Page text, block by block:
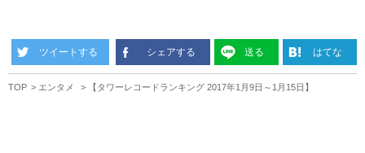
ツイートする シェアする 送る はてな
TOP エンタメ 【タワーレコードランキング 2017年1月9日～1月15日】